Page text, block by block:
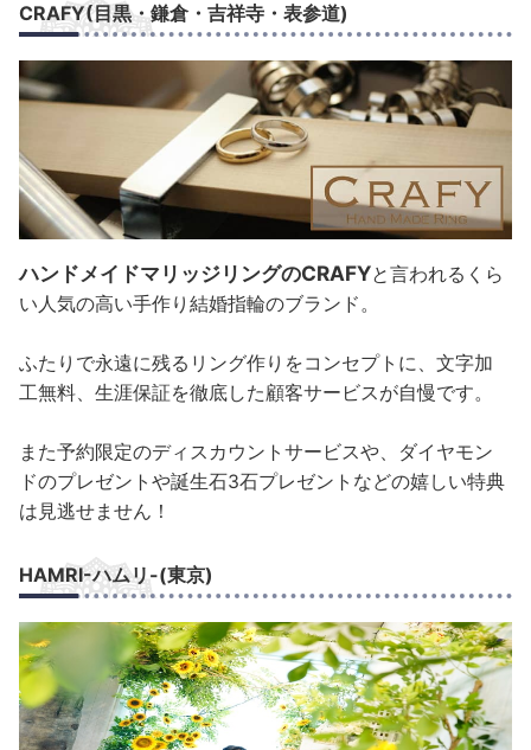
CRAFY(目黒・鎌倉・吉祥寺・表参道)
ハンドメイドマリッジリングのCRAFYと言われるくら
い人気の高い手作り結婚指輪のブランド。
ふたりで永遠に残るリング作りをコンセプトに、文字加
工無料、生涯保証を徹底した顧客サービスが自慢です。
また予約限定のディスカウントサービスや、ダイヤモン
ドのプレゼントや誕生石3石プレゼントなどの嬉しい特典
は見逃せません！
HAMRI-ハムリ-(東京)